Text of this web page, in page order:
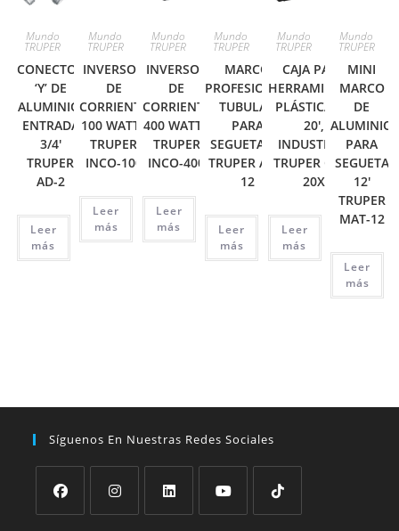
Mundo
TRUPER
CONECTOR
‘Y’ DE
ALUMINIO,
ENTRADA
3/4′
TRUPER
AD-2
Leer
más
Mundo
TRUPER
INVERSOR
DE
CORRIENTE
100 WATTS
TRUPER
INCO-100
Leer
más
Mundo
TRUPER
INVERSOR
DE
CORRIENTE
400 WATTS
TRUPER
INCO-400
Leer
más
Mundo
TRUPER
MARCO
PROFESIONAL
TUBULAR
PARA
SEGUETA 12′
TRUPER ATT-
12
Leer
más
Mundo
TRUPER
CAJA PARA
HERRAMIENTA,
PLÁSTICA DE
20′,
INDUSTRIAL
TRUPER CHP-
20X
Leer
más
Mundo
TRUPER
MINI
MARCO
DE
ALUMINIO
PARA
SEGUETA
12′
TRUPER
MAT-12
Leer
más
Síguenos En Nuestras Redes Sociales